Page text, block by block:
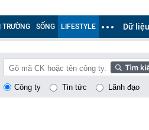
TRƯỜNG SỐNG LIFESTYLE Dữ liệu
Công ty Tin tức Lãnh đạo